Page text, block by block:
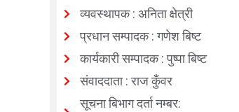
व्यवस्थापक : अनिता क्षेत्री
प्रधान सम्पादक : गणेश बिष्ट
कार्यकारी सम्पादक : पुष्पा बिष्ट
संवाददाता : राज कुँवर
सूचना बिभाग दर्ता नम्बर: